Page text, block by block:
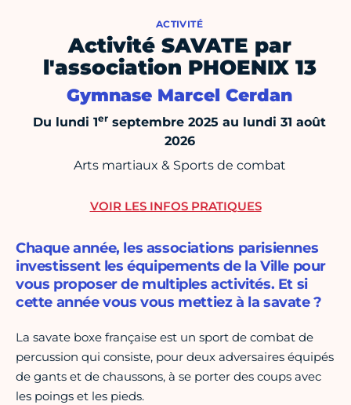
ACTIVITÉ
Activité SAVATE par
l'association PHOENIX 13
Gymnase Marcel Cerdan
Du lundi 1er septembre 2025 au lundi 31 août
2026
Arts martiaux & Sports de combat
Chaque année, les associations parisiennes
investissent les équipements de la Ville pour
vous proposer de multiples activités. Et si
cette année vous vous mettiez à la savate ?
La savate boxe française est un sport de combat de
percussion qui consiste, pour deux adversaires équipés
de gants et de chaussons, à se porter des coups avec
les poings et les pieds.
VOIR LES INFOS PRATIQUES